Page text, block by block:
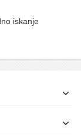
iskanje